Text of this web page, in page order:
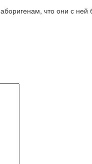
что они с ней